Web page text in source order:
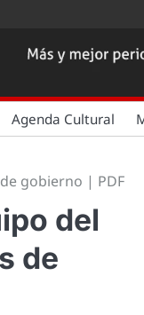
Agenda Cultural
gobierno | PDF
del
de